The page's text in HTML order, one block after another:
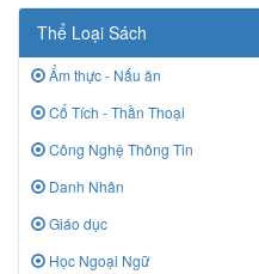
Thể Loại Sách
Ẩm thực - Nấu ăn
Cổ Tích - Thần Thoại
Công Nghệ Thông Tin
Danh Nhân
Giáo dục
Học Ngoại Ngữ